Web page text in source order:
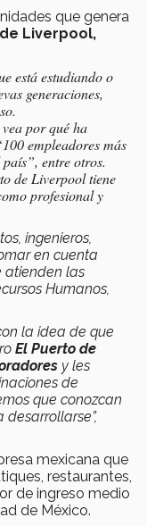
que genera
Liverpool,
está estudiando o
generaciones,
por qué ha
empleadores más
, entre otros.
de Liverpool tiene
profesional y
ingenieros,
en cuenta
atienden las
Humanos,
la idea de que
El Puerto de
y les
de
que conozcan
mexicana que
restaurantes,
de ingreso medio
de México.